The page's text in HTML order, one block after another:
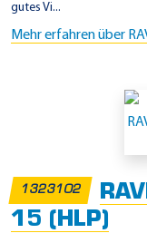
gutes Vi...
Mehr erfahren über
1323102
15 (HLP)